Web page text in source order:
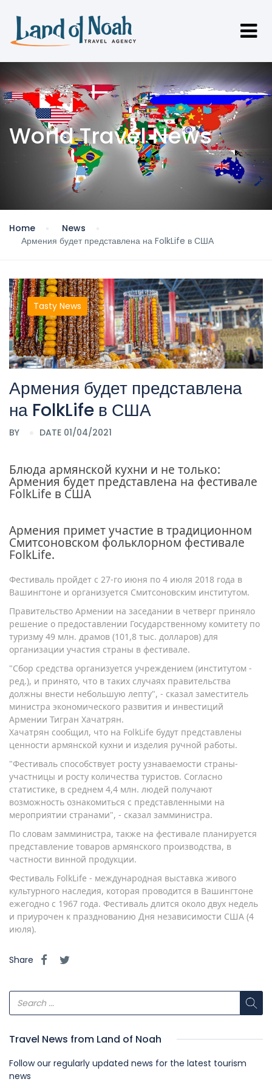
World Travel News
Home
News
Армения будет представлена на FolkLife в США
Tasty News
Армения будет представлена
на FolkLife в США
BY DATE 01/04/2021
Блюда армянской кухни и не только:
Армения будет представлена на фестивале
FolkLife в США
Армения примет участие в традиционном
Смитсоновском фольклорном фестивале
FolkLife.
Фестиваль пройдет с 27-го июня по 4 июля 2018 года в
Вашингтоне и организуется Смитсоновским институтом.
Правительство Армении на заседании в четверг приняло
решение о предоставлении Государственному комитету по
туризму 49 млн. драмов (101,8 тыс. долларов) для
организации участия страны в фестивале.
"Сбор средства организуется учреждением (институтом -
ред.), и принято, что в таких случаях правительства
должны внести небольшую лепту", - сказал заместитель
министра экономического развития и инвестиций
Армении Тигран Хачатрян.
Хачатрян сообщил, что на FolkLife будут представлены
ценности армянской кухни и изделия ручной работы.
"Фестиваль способствует росту узнаваемости страны-
участницы и росту количества туристов. Согласно
статистике, в среднем 4,4 млн. людей получают
возможность ознакомиться с представленными на
мероприятии странами", - сказал замминистра.
По словам замминистра, также на фестивале планируется
представление товаров армянского производства, в
частности винной продукции.
Фестиваль FolkLife - международная выставка живого
культурного наследия, которая проводится в Вашингтоне
ежегодно с 1967 года. Фестиваль длится около двух недель
и приурочен к празднованию Дня независимости США (4
июля).
Share
Travel News from Land of Noah
Follow our regularly updated news for the latest tourism
news